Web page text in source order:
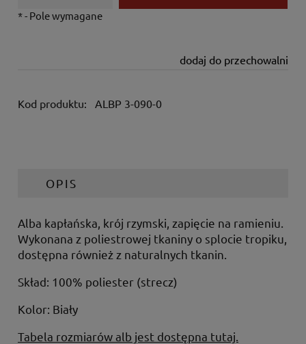
dodaj do przechowalni
*- Pole wymagane
Kod produktu: ALBP 3-090-0
OPIS
Alba kapłańska, krój rzymski, zapięcie na ramieniu.
Wykonana z poliestrowej tkaniny o splocie tropiku,
dostępna również z naturalnych tkanin.
Skład: 100% poliester (strecz)
Kolor: Biały
Tabela rozmiarów alb jest dostępna tutaj.